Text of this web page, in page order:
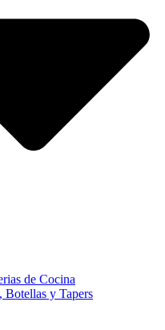
de Cocina
Botellas y Tapers